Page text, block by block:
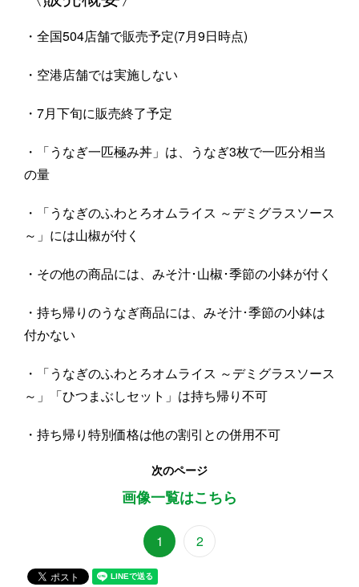
・全国504店舗で販売予定(7月9日時点)
・空港店舗では実施しない
・7月下旬に販売終了予定
・「うなぎ一匹極み丼」は、うなぎ3枚で一匹分相当
の量
・「うなぎのふわとろオムライス ～デミグラスソース
～」には山椒が付く
・その他の商品には、みそ汁･山椒･季節の小鉢が付く
・持ち帰りのうなぎ商品には、みそ汁･季節の小鉢は
付かない
・「うなぎのふわとろオムライス ～デミグラスソース
～」「ひつまぶしセット」は持ち帰り不可
・持ち帰り特別価格は他の割引との併用不可
次のページ
画像一覧はこちら
1 2